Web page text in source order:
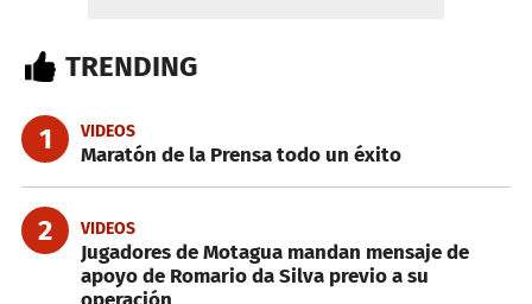
TRENDING
1 VIDEOS
Maratón de la Prensa todo un éxito
2 VIDEOS
Jugadores de Motagua mandan mensaje de
apoyo de Romario da Silva previo a su